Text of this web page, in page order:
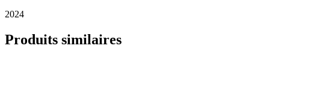
2024
Produits similaires